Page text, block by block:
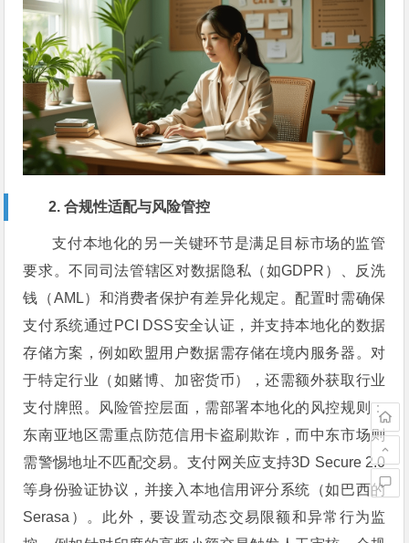
2. 合规性适配与风险管控
支付本地化的另一关键环节是满足目标市场的监管
要求。不同司法管辖区对数据隐私（如GDPR）、反洗
钱（AML）和消费者保护有差异化规定。配置时需确保
支付系统通过PCI DSS安全认证，并支持本地化的数据
存储方案，例如欧盟用户数据需存储在境内服务器。对
于特定行业（如赌博、加密货币），还需额外获取行业
支付牌照。风险管控层面，需部署本地化的风控规则：
东南亚地区需重点防范信用卡盗刷欺诈，而中东市场则
需警惕地址不匹配交易。支付网关应支持3D Secure 2.0
等身份验证协议，并接入本地信用评分系统（如巴西的
Serasa）。此外，要设置动态交易限额和异常行为监